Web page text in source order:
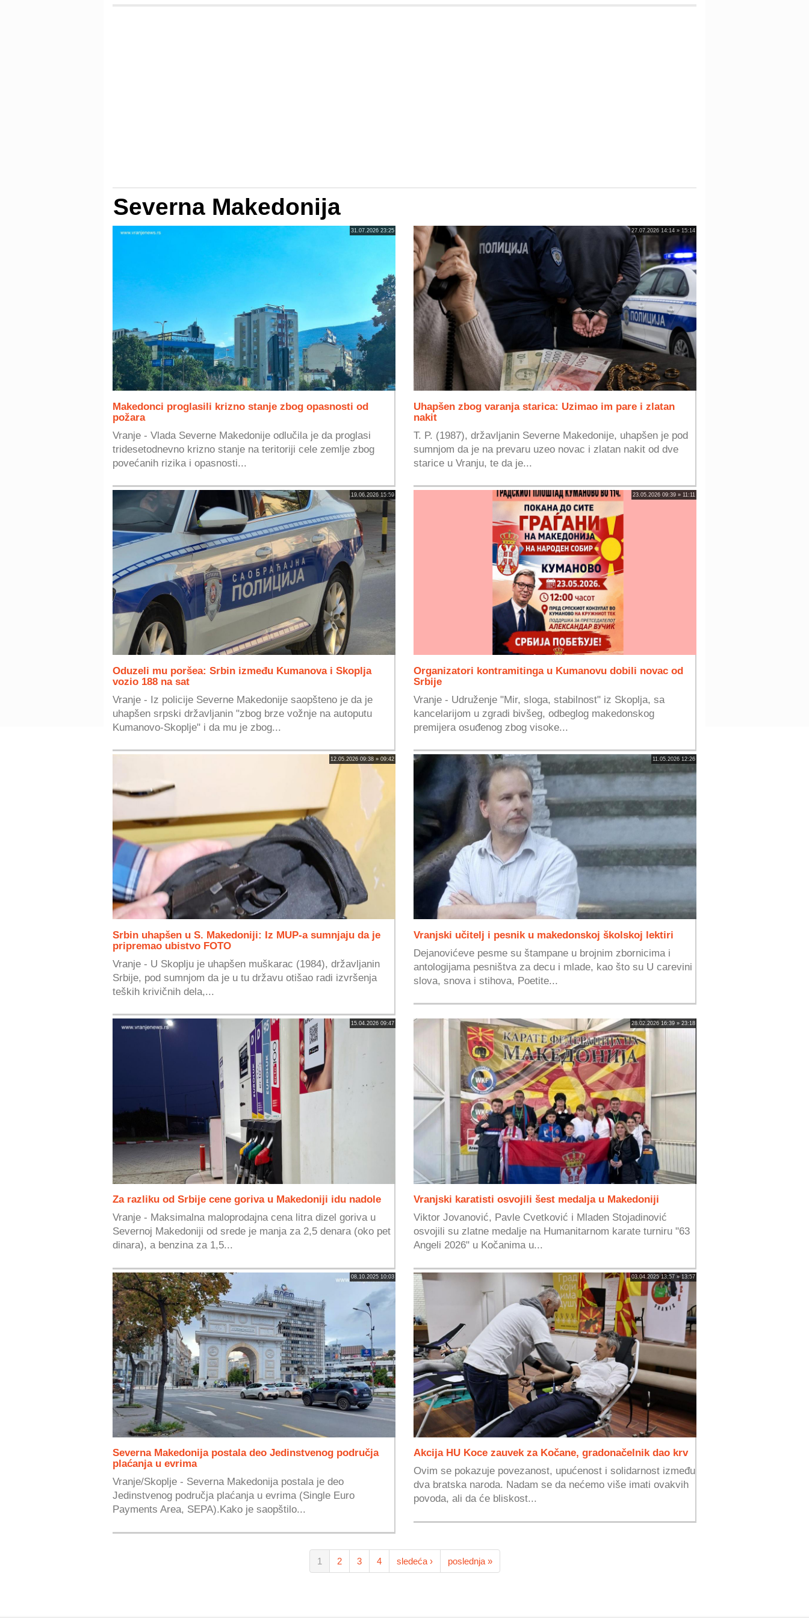
Severna Makedonija
31.07.2026 23:25
Makedonci proglasili krizno stanje zbog opasnosti od
požara
Vranje - Vlada Severne Makedonije odlučila je da proglasi
tridesetodnevno krizno stanje na teritoriji cele zemlje zbog
povećanih rizika i opasnosti...
27.07.2026 14:14 » 15:14
Uhapšen zbog varanja starica: Uzimao im pare i zlatan
nakit
T. P. (1987), državljanin Severne Makedonije, uhapšen je pod
sumnjom da je na prevaru uzeo novac i zlatan nakit od dve
starice u Vranju, te da je...
19.06.2026 15:59
Oduzeli mu poršea: Srbin između Kumanova i Skoplja
vozio 188 na sat
Vranje - Iz policije Severne Makedonije saopšteno je da je
uhapšen srpski državljanin "zbog brze vožnje na autoputu
Kumanovo-Skoplje" i da mu je zbog...
23.05.2026 09:39 » 11:11
Organizatori kontramitinga u Kumanovu dobili novac od
Srbije
Vranje - Udruženje "Mir, sloga, stabilnost" iz Skoplja, sa
kancelarijom u zgradi bivšeg, odbeglog makedonskog
premijera osuđenog zbog visoke...
12.05.2026 09:38 » 09:42
Srbin uhapšen u S. Makedoniji: Iz MUP-a sumnjaju da je
pripremao ubistvo FOTO
Vranje - U Skoplju je uhapšen muškarac (1984), državljanin
Srbije, pod sumnjom da je u tu državu otišao radi izvršenja
teških krivičnih dela,...
11.05.2026 12:26
Vranjski učitelj i pesnik u makedonskoj školskoj lektiri
Dejanovićeve pesme su štampane u brojnim zbornicima i
antologijama pesništva za decu i mlade, kao što su U carevini
slova, snova i stihova, Poetite...
15.04.2026 09:47
Za razliku od Srbije cene goriva u Makedoniji idu nadole
Vranje - Maksimalna maloprodajna cena litra dizel goriva u
Severnoj Makedoniji od srede je manja za 2,5 denara (oko pet
dinara), a benzina za 1,5...
28.02.2026 16:39 » 23:18
Vranjski karatisti osvojili šest medalja u Makedoniji
Viktor Jovanović, Pavle Cvetković i Mladen Stojadinović
osvojili su zlatne medalje na Humanitarnom karate turniru "63
Angeli 2026" u Kočanima u...
08.10.2025 10:03
Severna Makedonija postala deo Jedinstvenog područja
plaćanja u evrima
Vranje/Skoplje - Severna Makedonija postala je deo
Jedinstvenog područja plaćanja u evrima (Single Euro
Payments Area, SEPA).Kako je saopštilo...
03.04.2025 13:57 » 13:57
Akcija HU Koce zauvek za Kočane, gradonačelnik dao krv
Ovim se pokazuje povezanost, upućenost i solidarnost između
dva bratska naroda. Nadam se da nećemo više imati ovakvih
povoda, ali da će bliskost...
1 2 3 4 sledeća › poslednja »